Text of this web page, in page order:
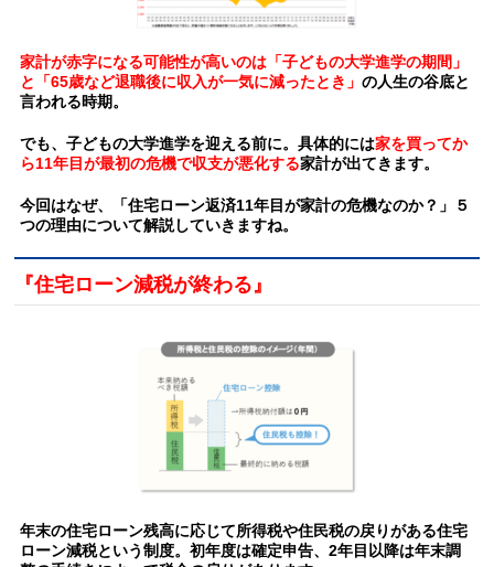
家計が赤字になる可能性が高いのは 「子どもの大学進学の期間」
と「65歳など退職後に収入が一気に減ったとき」の人生の谷底と
言われる時期。
でも、子どもの大学進学を迎える前に。具体的には家を買ってか
ら11年目が最初の危機で収支が悪化する家計が出てきます。
今回はなぜ、「住宅ローン返済11年目が家計の危機なのか？」５
つの理由について解説していきますね。
『住宅ローン減税が終わる』
年末の住宅ローン残高に応じて所得税や住民税の戻りがある住宅
ローン減税という制度。初年度は確定申告、2年目以降は年末調